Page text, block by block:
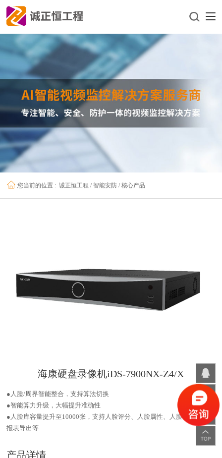
您当前的位置 : 诚正恒工程 / 智能安防 / 核心产品
海康硬盘录像机iDS-7900NX-Z4/X
●人脸/周界智能整合，支持算法切换
●智能算力升级，大幅提升准确性
●人脸库容量提升至10000张，支持人脸评分、人脸属性、人脸签到考勤、
报表导出等
产品详情